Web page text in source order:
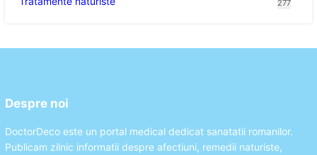
277
Despre noi
DoctorDeco este un portal medical dedicat sanatatii romanilor.
Publicam zilnic informatii despre afectiuni, remedii naturiste,